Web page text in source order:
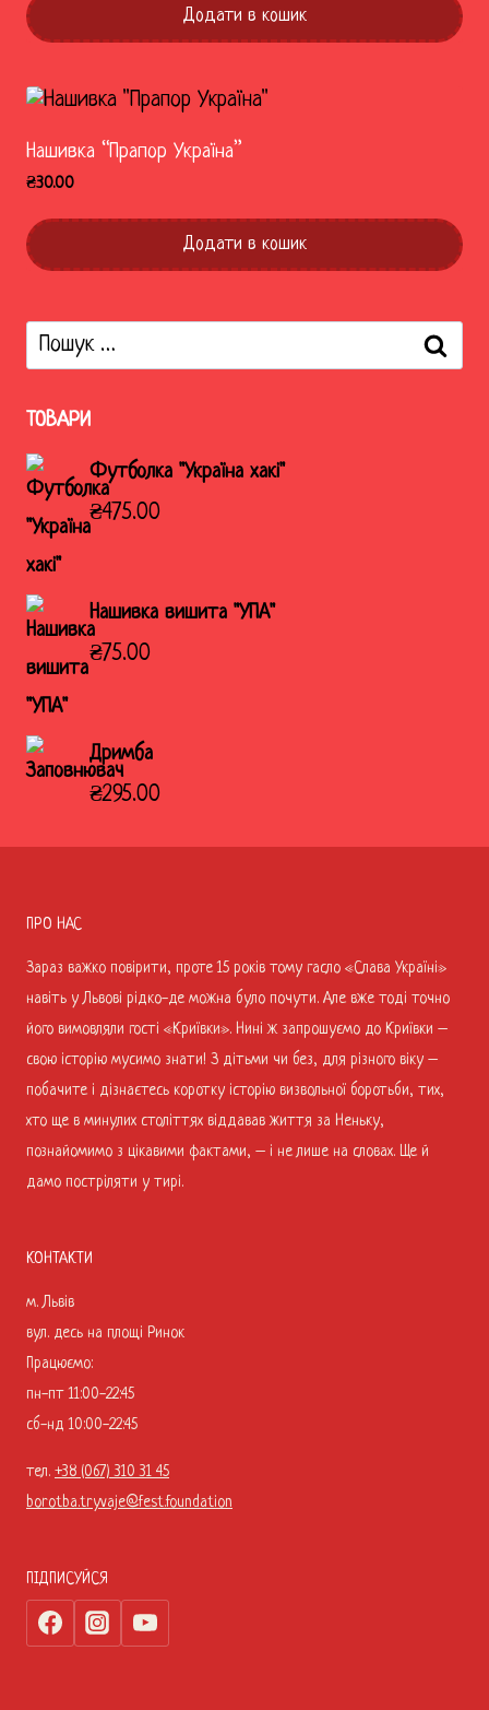
Додати в кошик
Нашивка “Прапор Україна”
₴30.00
Додати в кошик
Пошук:
ТОВАРИ
Футболка "Україна хакі"
₴475.00
Нашивка вишита "УПА"
₴75.00
Дримба
₴295.00
ПРО НАС
Зараз важко повірити, проте 15 років тому гасло «Слава Україні»
навіть у Львові рідко-де можна було почути. Але вже тоді точно
його вимовляли гості «Криївки». Нині ж запрошуємо до Криївки –
свою історію мусимо знати! З дітьми чи без, для різного віку –
побачите і дізнаєтесь коротку історію визвольної боротьби, тих,
хто ще в минулих століттях віддавав життя за Неньку,
познайомимо з цікавими фактами, – і не лише на словах. Ще й
дамо постріляти у тирі.
КОНТАКТИ
м. Львів
вул. десь на площі Ринок
Працюємо:
пн-пт 11:00-22:45
сб-нд 10:00-22:45
тел. +38 (067) 310 31 45
borotba.tryvaje@fest.foundation
ПІДПИСУЙСЯ